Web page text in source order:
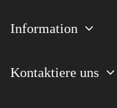
Information
Kontaktiere uns